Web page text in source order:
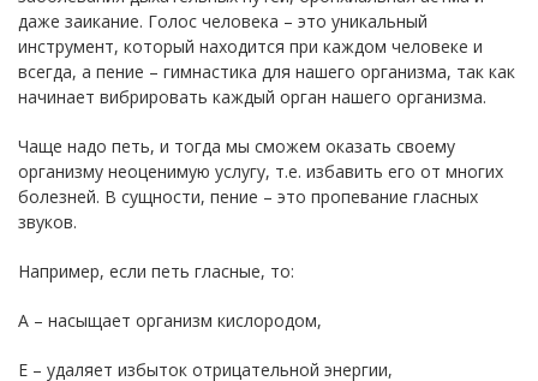
даже заикание. Голос человека – это уникальный
инструмент, который находится при каждом человеке и
всегда, а пение – гимнастика для нашего организма, так как
начинает вибрировать каждый орган нашего организма.
Чаще надо петь, и тогда мы сможем оказать своему
организму неоценимую услугу, т.е. избавить его от многих
болезней. В сущности, пение – это пропевание гласных
звуков.
Например, если петь гласные, то:
А – насыщает организм кислородом,
Е – удаляет избыток отрицательной энергии,